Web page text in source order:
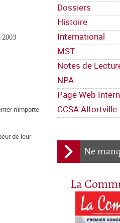
Dossiers
Histoire
International
MST
Notes de
NPA
Page Web
CCSA Alfortville
Ne
La
2003
n'importe
de leur